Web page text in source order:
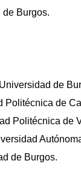
Burgos.
de
Politécnica de
Politécnica de
de Burgos.